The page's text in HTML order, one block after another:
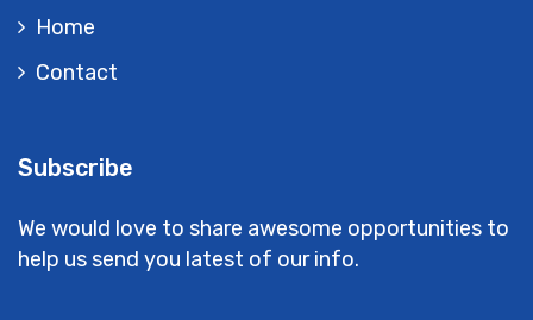
Home
Contact
Subscribe
We would love to share awesome opportunities to
help us send you latest of our info.